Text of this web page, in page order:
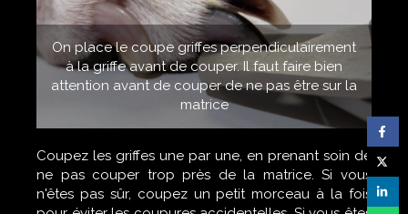
On place le coupe griffes perpendiculairement
à la griffe avant de couper. Il faut faire bien
attention avant de couper de ne pas être sur la
matrice
Coupez les griffes une par une, en prenant soin de
ne pas couper trop près de la matrice. Si vous
n'êtes pas sûr, coupez un petit morceau à la fois